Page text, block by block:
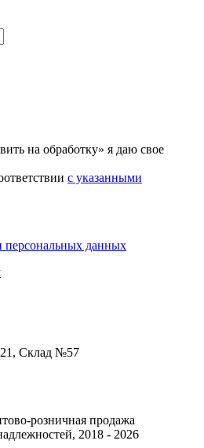
на обработку» я даю свое
с указанными
персональных данных
Склад №57
розничная продажа
2018 - 2026